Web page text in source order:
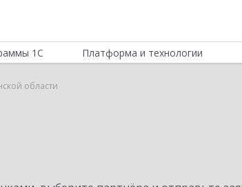
1С Платформа и технологии
области